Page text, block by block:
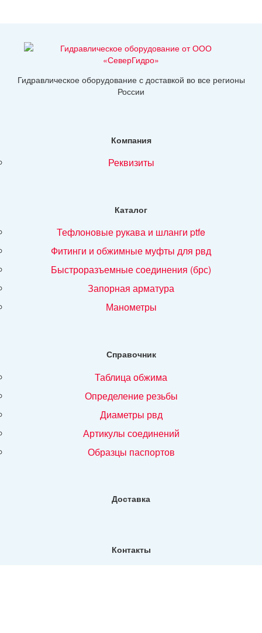
Гидравлическое оборудование с доставкой во все регионы
России
Компания
реквизиты
Каталог
тефлоновые рукава и шланги ptfe
фитинги и обжимные муфты для рвд
быстроразъемные соединения (брс)
запорная арматура
манометры
Справочник
таблица обжима
определение резьбы
диаметры рвд
артикулы соединений
образцы паспортов
Доставка
Контакты